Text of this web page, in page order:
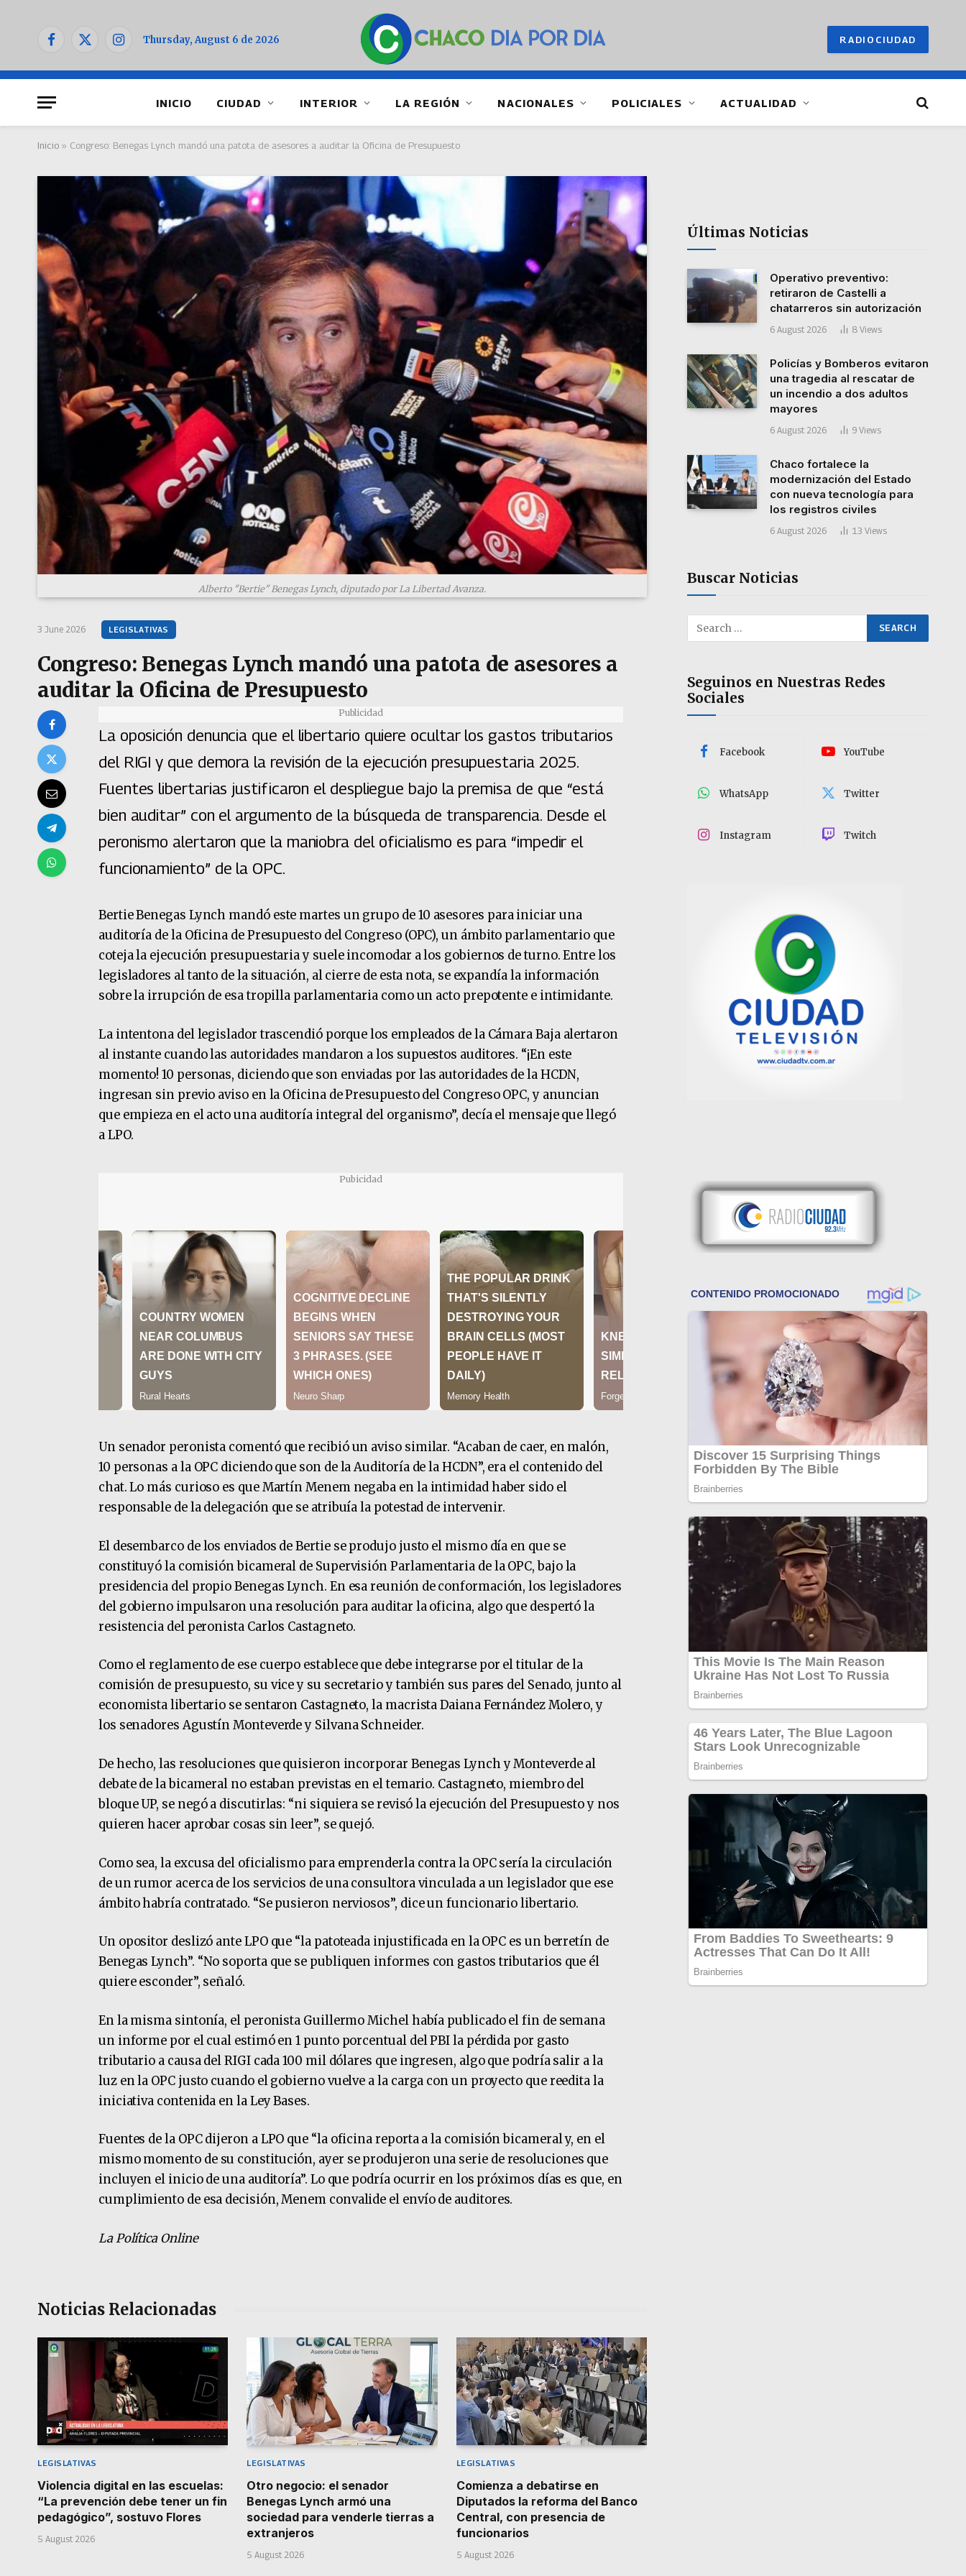
Facebook
X
InstagramThursday, August 6 de 2026 RADIOCIUDAD
INICIO CIUDAD INTERIOR LA REGIÓN NACIONALES POLICIALES ACTUALIDAD
Inicio » Congreso: Benegas Lynch mandó una patota de asesores a auditar la Oficina de Presupuesto
3 June 2026 LEGISLATIVAS
Congreso: Benegas Lynch mandó una patota de asesores a
auditar la Oficina de Presupuesto
Alberto "Bertie" Benegas Lynch, diputado por La Libertad Avanza.
Publicidad
La oposición denuncia que el libertario quiere ocultar los gastos tributarios
del RIGI y que demora la revisión de la ejecución presupuestaria 2025.
Fuentes libertarias justificaron el despliegue bajo la premisa de que “está
bien auditar” con el argumento de la búsqueda de transparencia. Desde el
peronismo alertaron que la maniobra del oficialismo es para “impedir el
funcionamiento” de la OPC.
Bertie Benegas Lynch mandó este martes un grupo de 10 asesores para iniciar una
auditoría de la Oficina de Presupuesto del Congreso (OPC), un ámbito parlamentario que
coteja la ejecución presupuestaria y suele incomodar a los gobiernos de turno. Entre los
legisladores al tanto de la situación, al cierre de esta nota, se expandía la información
sobre la irrupción de esa tropilla parlamentaria como un acto prepotente e intimidante.
La intentona del legislador trascendió porque los empleados de la Cámara Baja alertaron
al instante cuando las autoridades mandaron a los supuestos auditores. “¡En este
momento! 10 personas, diciendo que son enviadas por las autoridades de la HCDN,
ingresan sin previo aviso en la Oficina de Presupuesto del Congreso OPC, y anuncian
que empieza en el acto una auditoría integral del organismo”, decía el mensaje que llegó
a LPO.
Pubicidad
Un senador peronista comentó que recibió un aviso similar. “Acaban de caer, en malón,
10 personas a la OPC diciendo que son de la Auditoría de la HCDN”, era el contenido del
chat. Lo más curioso es que Martín Menem negaba en la intimidad haber sido el
responsable de la delegación que se atribuía la potestad de intervenir.
El desembarco de los enviados de Bertie se produjo justo el mismo día en que se
constituyó la comisión bicameral de Supervisión Parlamentaria de la OPC, bajo la
presidencia del propio Benegas Lynch. En esa reunión de conformación, los legisladores
del gobierno impulsaron una resolución para auditar la oficina, algo que despertó la
resistencia del peronista Carlos Castagneto.
Como el reglamento de ese cuerpo establece que debe integrarse por el titular de la
comisión de presupuesto, su vice y su secretario y también sus pares del Senado, junto al
economista libertario se sentaron Castagneto, la macrista Daiana Fernández Molero, y
los senadores Agustín Monteverde y Silvana Schneider.
De hecho, las resoluciones que quisieron incorporar Benegas Lynch y Monteverde al
debate de la bicameral no estaban previstas en el temario. Castagneto, miembro del
bloque UP, se negó a discutirlas: “ni siquiera se revisó la ejecución del Presupuesto y nos
quieren hacer aprobar cosas sin leer”, se quejó.
Como sea, la excusa del oficialismo para emprenderla contra la OPC sería la circulación
de un rumor acerca de los servicios de una consultora vinculada a un legislador que ese
ámbito habría contratado. “Se pusieron nerviosos”, dice un funcionario libertario.
Un opositor deslizó ante LPO que “la patoteada injustificada en la OPC es un berretín de
Benegas Lynch”. “No soporta que se publiquen informes con gastos tributarios que él
quiere esconder”, señaló.
En la misma sintonía, el peronista Guillermo Michel había publicado el fin de semana
un informe por el cual estimó en 1 punto porcentual del PBI la pérdida por gasto
tributario a causa del RIGI cada 100 mil dólares que ingresen, algo que podría salir a la
luz en la OPC justo cuando el gobierno vuelve a la carga con un proyecto que reedita la
iniciativa contenida en la Ley Bases.
Fuentes de la OPC dijeron a LPO que “la oficina reporta a la comisión bicameral y, en el
mismo momento de su constitución, ayer se produjeron una serie de resoluciones que
incluyen el inicio de una auditoría”. Lo que podría ocurrir en los próximos días es que, en
cumplimiento de esa decisión, Menem convalide el envío de auditores.
La Política Online
Noticias Relacionadas
LEGISLATIVAS
Violencia digital en las escuelas:
“La prevención debe tener un fin
pedagógico”, sostuvo Flores
5 August 2026
LEGISLATIVAS
Otro negocio: el senador
Benegas Lynch armó una
sociedad para venderle tierras a
extranjeros
5 August 2026
LEGISLATIVAS
Comienza a debatirse en
Diputados la reforma del Banco
Central, con presencia de
funcionarios
5 August 2026
Últimas Noticias
Operativo preventivo:
retiraron de Castelli a
chatarreros sin autorización
6 August 2026 8 Views
Policías y Bomberos evitaron
una tragedia al rescatar de
un incendio a dos adultos
mayores
6 August 2026 9 Views
Chaco fortalece la
modernización del Estado
con nueva tecnología para
los registros civiles
6 August 2026 13 Views
Buscar Noticias
Seguinos en Nuestras Redes
Sociales
Facebook YouTube
WhatsApp Twitter
Instagram Twitch